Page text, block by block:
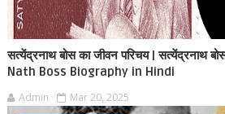
सत्येंद्रनाथ बोस का जीवन परिचय | सत्येंद्रनाथ
Nath Boss Biography in Hindi
Admin Mar 20, 2025